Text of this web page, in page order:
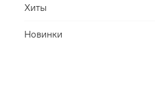
Хиты
Новинки